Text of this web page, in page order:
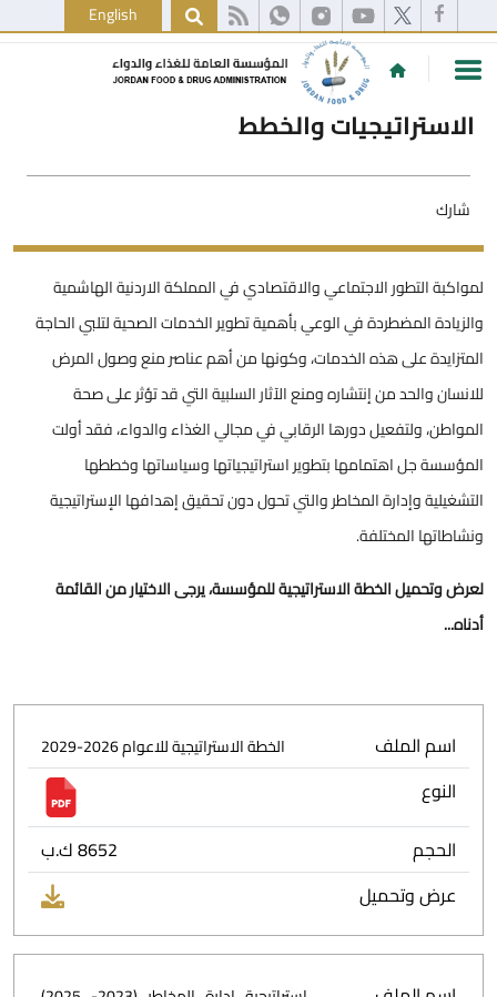
English
الاستراتيجيات والخطط
شارك
لمواكبة التطور الاجتماعي والاقتصادي في المملكة الاردنية الهاشمية
والزيادة المضطردة في الوعي بأهمية تطوير الخدمات الصحية لتلبي الحاجة
المتزايدة على هذه الخدمات، وكونها من أهم عناصر منع وصول المرض
للانسان والحد من إنتشاره ومنع الآثار السلبية التي قد تؤثر على صحة
المواطن، ولتفعيل دورها الرقابي في مجالي الغذاء والدواء، فقد أولت
المؤسسة جل اهتمامها بتطوير استراتيجياتها وسياساتها وخططها
التشغيلية وإدارة المخاطر والتي تحول دون تحقيق إهدافها الإستراتيجية
ونشاطاتها المختلفة.
لعرض وتحميل الخطة الاستراتيجية للمؤسسة، يرجى الاختيار من القائمة
أدناه...
اسم الملف الخطة الاستراتيجية للاعوام 2026-2029
النوع
الحجم
8652 ك.ب
عرض وتحميل